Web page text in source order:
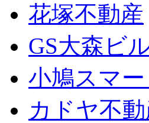
花塚不動産
GS大森ビ
小鳩スマ
カドヤ不